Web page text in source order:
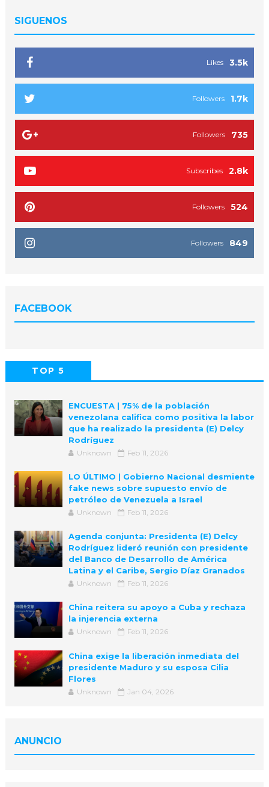
SIGUENOS
3.5k
Likes
1.7k
Followers
735
Followers
2.8k
Subscribes
524
Followers
849
Followers
FACEBOOK
TOP 5
ENCUESTA | 75% de la población
venezolana califica como positiva la labor
que ha realizado la presidenta (E) Delcy
Rodríguez
Unknown Feb 11, 2026
LO ÚLTIMO | Gobierno Nacional desmiente
fake news sobre supuesto envío de
petróleo de Venezuela a Israel
Unknown Feb 11, 2026
Agenda conjunta: Presidenta (E) Delcy
Rodríguez lideró reunión con presidente
del Banco de Desarrollo de América
Latina y el Caribe, Sergio Díaz Granados
Unknown Feb 11, 2026
China reitera su apoyo a Cuba y rechaza
la injerencia externa
Unknown Feb 11, 2026
China exige la liberación inmediata del
presidente Maduro y su esposa Cilia
Flores
Unknown Jan 04, 2026
ANUNCIO